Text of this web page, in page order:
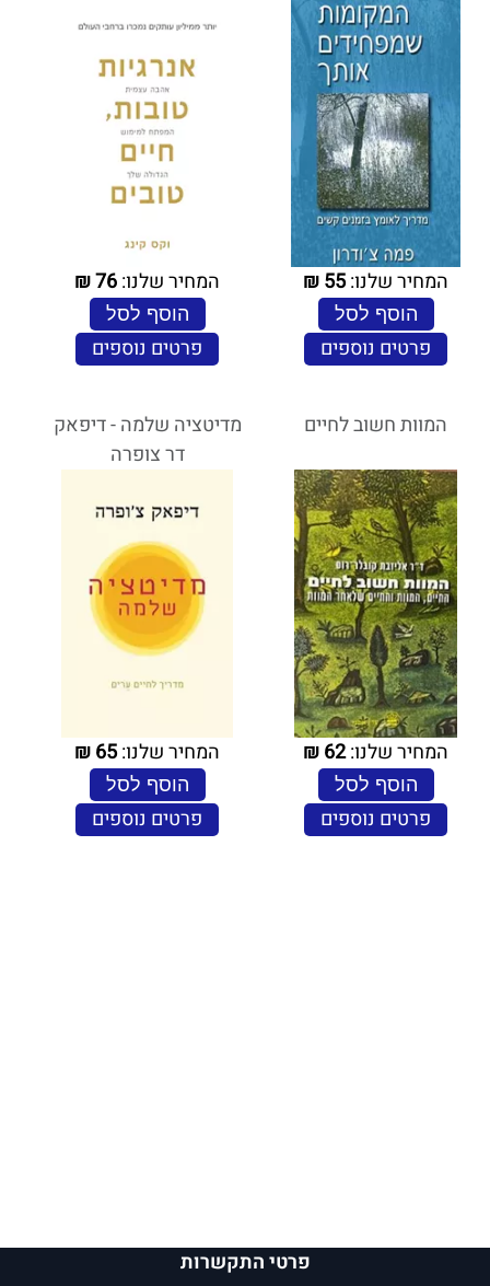
המחיר שלנו:55
₪
הוסף לסל
פרטים נוספים
המחיר שלנו:76
₪
הוסף לסל
פרטים נוספים
המוות חשוב לחיים
המחיר שלנו:62
₪
הוסף לסל
פרטים נוספים
מדיטציה שלמה - דיפאק
דר צופרה
המחיר שלנו:65
₪
הוסף לסל
פרטים נוספים
פרטי התקשרות